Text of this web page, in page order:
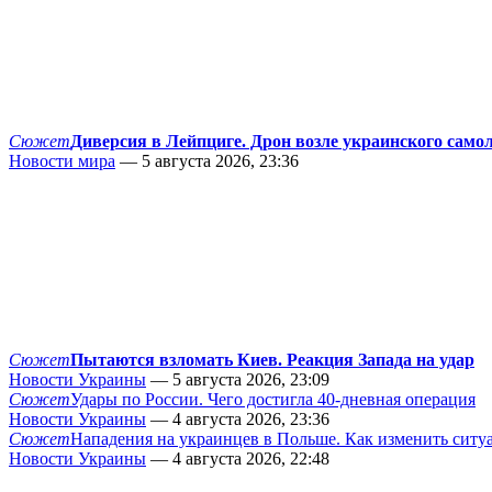
СюжетДиверсия в Лейпциге. Дрон возле украинского
Новости мира — 5 августа 2026, 23:36
СюжетПытаются взломать Киев. Реакция Запада на удар
Новости Украины — 5 августа 2026, 23:09
СюжетУдары по России. Чего достигла 40-дневная операция
Новости Украины — 4 августа 2026, 23:36
СюжетНападения на украинцев в Польше. Как изменить
Новости Украины — 4 августа 2026, 22:48